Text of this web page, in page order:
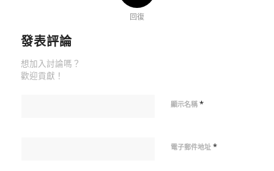
回復
發表評論
想加入討論嗎？
歡迎貢獻！
顯示名稱 *
電子郵件地址 *